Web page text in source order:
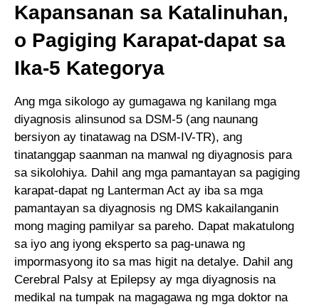
Kapansanan sa Katalinuhan,
o Pagiging Karapat-dapat sa
Ika-5 Kategorya
Ang mga sikologo ay gumagawa ng kanilang mga
diyagnosis alinsunod sa DSM-5 (ang naunang
bersiyon ay tinatawag na DSM-IV-TR), ang
tinatanggap saanman na manwal ng diyagnosis para
sa sikolohiya. Dahil ang mga pamantayan sa pagiging
karapat-dapat ng Lanterman Act ay iba sa mga
pamantayan sa diyagnosis ng DMS kakailanganin
mong maging pamilyar sa pareho. Dapat makatulong
sa iyo ang iyong eksperto sa pag-unawa ng
impormasyong ito sa mas higit na detalye. Dahil ang
Cerebral Palsy at Epilepsy ay mga diyagnosis na
medikal na tumpak na magagawa ng mga doktor na